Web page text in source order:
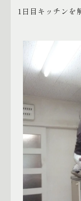
1日目キッチンを